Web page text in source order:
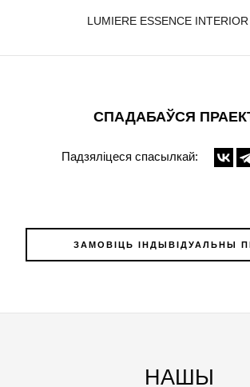
LUMIERE ESSENCE INTERIOR
СПАДАБАЎСЯ
Падзяліцеся спасылкай:
ЗАМОВІЦЬ ІНДЫВІДУАЛЬНЫ
НАШЫ